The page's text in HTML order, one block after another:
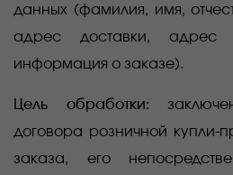
данных (фамилия, имя,
адрес доставки, адрес
информация о заказе).
Цель обработки:
договора розничной купли-
заказа, его